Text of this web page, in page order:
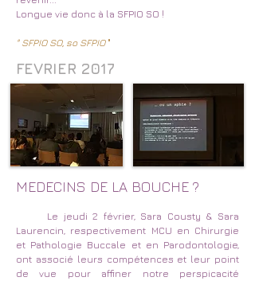
Longue vie donc à la SFPIO SO !
" SFPIO SO, so SFPIO"
FEVRIER 2017
MEDECINS DE LA BOUCHE ?
Le jeudi 2 février, Sara Cousty & Sara
Laurencin, respectivement MCU en Chirurgie
et Pathologie Buccale et en Parodontologie,
ont associé leurs compétences et leur point
de vue pour affiner notre perspicacité